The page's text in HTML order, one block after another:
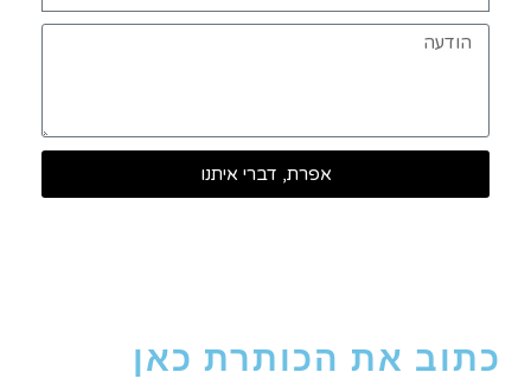
אפרת, דברי איתנו
כתוב את הכותרת כאן